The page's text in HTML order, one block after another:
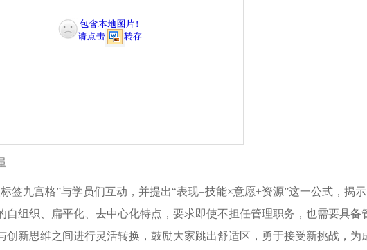
签九宫格”与学员们互动，并提出“表现=技能×意愿+资源”这一公式，揭
自组织、扁平化、去中心化特点，要求即使不担任管理职务，也需要具备
创新思维之间进行灵活转换，鼓励大家跳出舒适区，勇于接受新挑战，为